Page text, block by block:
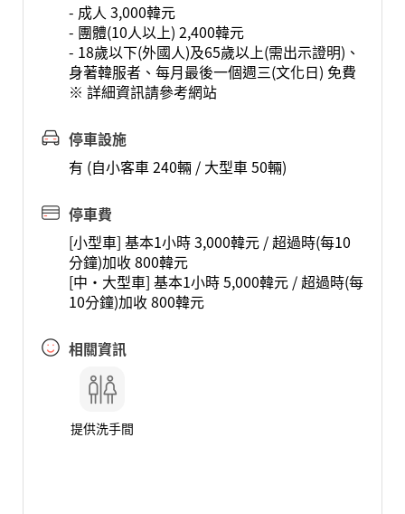
- 成人 3,000韓元
- 團體(10人以上) 2,400韓元
- 18歲以下(外國人)及65歲以上(需出示證明)、
身著韓服者、每月最後一個週三(文化日) 免費
※ 詳細資訊請參考網站
停車設施
有 (自小客車 240輛 / 大型車 50輛)
停車費
[小型車] 基本1小時 3,000韓元 / 超過時(每10
分鐘)加收 800韓元
[中·大型車] 基本1小時 5,000韓元 / 超過時(每
10分鐘)加收 800韓元
相關資訊
提供洗手間